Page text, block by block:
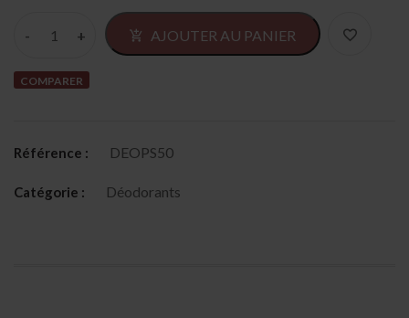
AJOUTER AU PANIER
COMPARER
Référence : DEOPS50
Catégorie : Déodorants